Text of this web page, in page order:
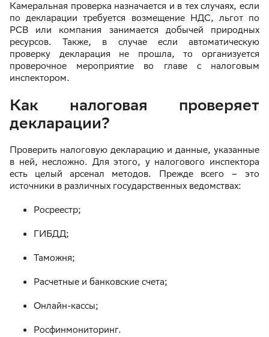
Камеральная проверка назначается и в тех случаях, если
по декларации требуется возмещение НДС, льгот по
РСВ или компания занимается добычей природных
ресурсов. Также, в случае если автоматическую
проверку декларация не прошла, то организуется
проверочное мероприятие во главе с налоговым
инспектором.
Как налоговая проверяет
декларации?
Проверить налоговую декларацию и данные, указанные
в ней, несложно. Для этого, у налогового инспектора
есть целый арсенал методов. Прежде всего – это
источники в различных государственных ведомствах:
Росреестр;
ГИБДД;
Таможня;
Расчетные и банковские счета;
Онлайн-кассы;
Росфинмониторинг.